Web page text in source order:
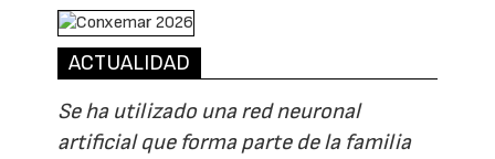
ACTUALIDAD
Se ha utilizado una red neuronal
artificial que forma parte de la familia